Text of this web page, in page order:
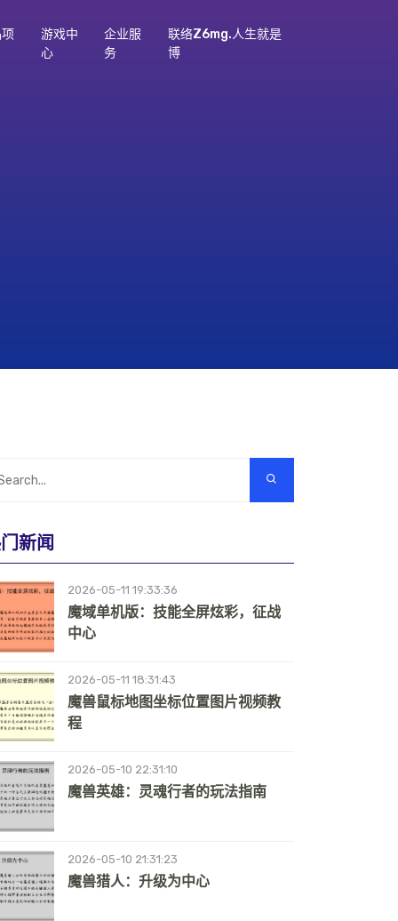
游戏中
心
企业服
务
联络z6mg.人生就是
博
新闻
2026-05-11 19:33:36
魔域单机版：技能全屏炫彩，征战
中心
2026-05-11 18:31:43
魔兽鼠标地图坐标位置图片视频教
程
2026-05-10 22:31:10
魔兽英雄：灵魂行者的玩法指南
2026-05-10 21:31:23
魔兽猎人：升级为中心